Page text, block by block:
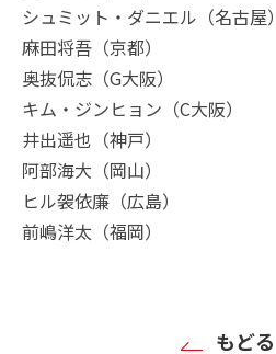
シュミット・ダニエル（名古屋）
麻田将吾（京都）
奥抜侃志（G大阪）
キム・ジンヒョン（C大阪）
井出遥也（神戸）
阿部海大（岡山）
ヒル袈依廉（広島）
前嶋洋太（福岡）
もどる